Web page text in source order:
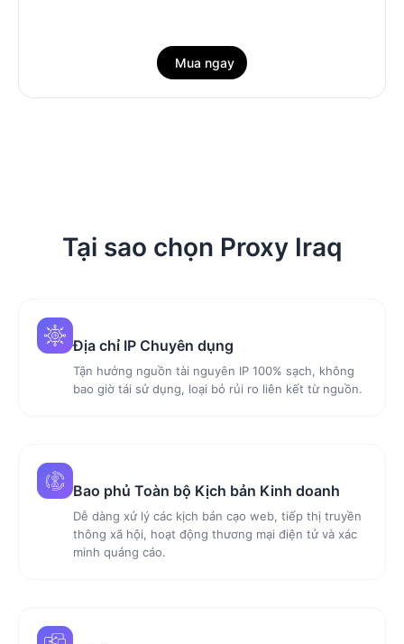
Mua ngay
Tại sao chọn Proxy Iraq
Địa chỉ IP Chuyên dụng
Tận hưởng nguồn tài nguyên IP 100% sạch, không
bao giờ tái sử dụng, loại bỏ rủi ro liên kết từ nguồn.
Bao phủ Toàn bộ Kịch bản Kinh doanh
Dễ dàng xử lý các kịch bản cạo web, tiếp thị truyền
thông xã hội, hoạt động thương mại điện tử và xác
minh quảng cáo.